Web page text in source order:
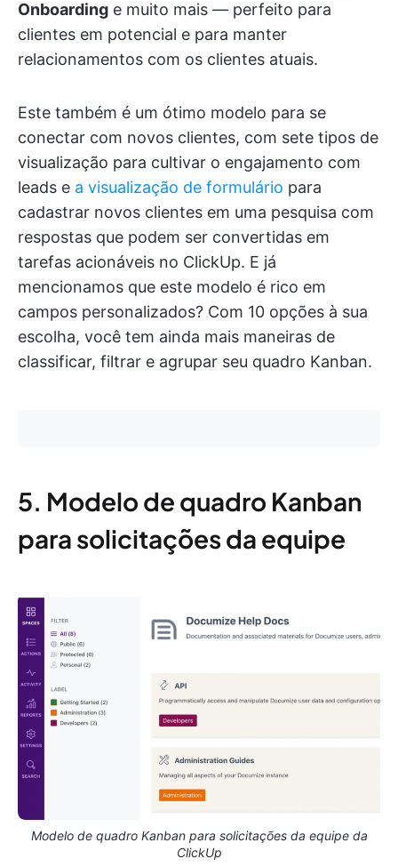
Onboarding e muito mais — perfeito para
clientes em potencial e para manter
relacionamentos com os clientes atuais.
Este também é um ótimo modelo para se
conectar com novos clientes, com sete tipos de
visualização para cultivar o engajamento com
leads e a visualização de formulário para
cadastrar novos clientes em uma pesquisa com
respostas que podem ser convertidas em
tarefas acionáveis no ClickUp. E já
mencionamos que este modelo é rico em
campos personalizados? Com 10 opções à sua
escolha, você tem ainda mais maneiras de
classificar, filtrar e agrupar seu quadro Kanban.
5. Modelo de quadro Kanban
para solicitações da equipe
Modelo de quadro Kanban para solicitações da equipe da
ClickUp